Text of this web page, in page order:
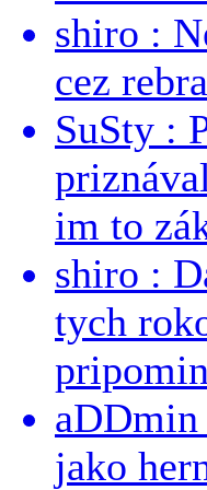
shiro :
cez
SuSty :
im to
shiro :
tych
aDDmin
jako